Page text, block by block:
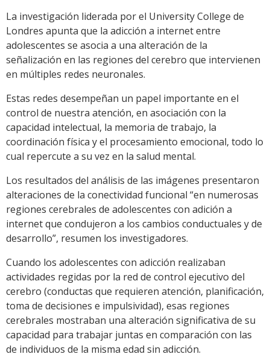
La investigación liderada por el University College de
Londres apunta que la adicción a internet entre
adolescentes se asocia a una alteración de la
señalización en las regiones del cerebro que intervienen
en múltiples redes neuronales.
Estas redes desempeñan un papel importante en el
control de nuestra atención, en asociación con la
capacidad intelectual, la memoria de trabajo, la
coordinación física y el procesamiento emocional, todo lo
cual repercute a su vez en la salud mental.
Los resultados del análisis de las imágenes presentaron
alteraciones de la conectividad funcional “en numerosas
regiones cerebrales de adolescentes con adición a
internet que condujeron a los cambios conductuales y de
desarrollo”, resumen los investigadores.
Cuando los adolescentes con adicción realizaban
actividades regidas por la red de control ejecutivo del
cerebro (conductas que requieren atención, planificación,
toma de decisiones e impulsividad), esas regiones
cerebrales mostraban una alteración significativa de su
capacidad para trabajar juntas en comparación con las
de individuos de la misma edad sin adicción.